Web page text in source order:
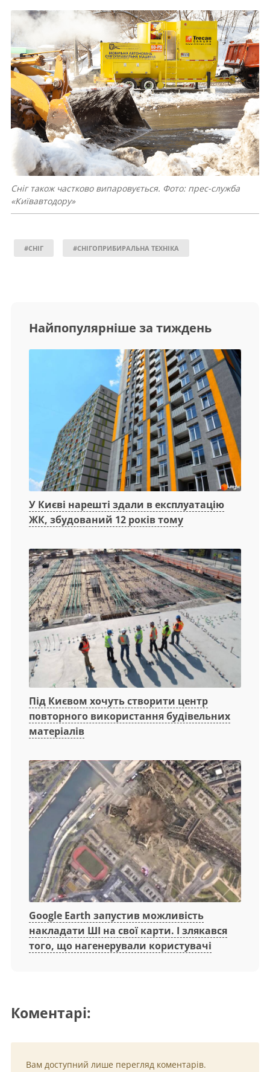
Сніг також частково випаровується. Фото: прес-служба
«Київавтодору»
#СНІГ #СНІГОПРИБИРАЛЬНА ТЕХНІКА
Найпопулярніше за тиждень
У Києві нарешті здали в експлуатацію
ЖК, збудований 12 років тому
Під Києвом хочуть створити центр
повторного використання будівельних
матеріалів
Google Earth запустив можливість
накладати ШІ на свої карти. І злякався
того, що нагенерували користувачі
Коментарі:
Вам доступний лише перегляд коментарів.